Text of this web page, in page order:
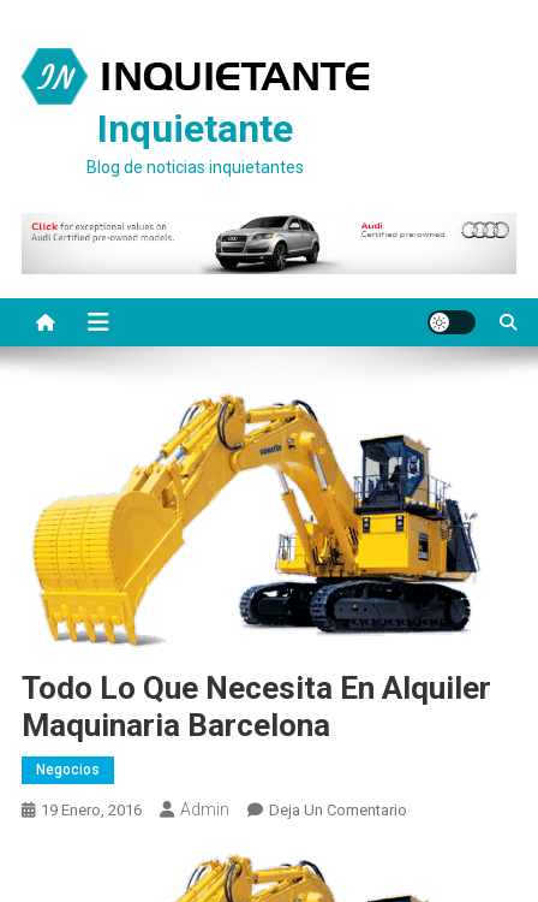
contenido
Inquietante
Blog de noticias inquietantes
Todo Lo Que Necesita En Alquiler
Maquinaria Barcelona
Negocios
19 Enero, 2016 Admin Deja Un ComentarioEn
Que